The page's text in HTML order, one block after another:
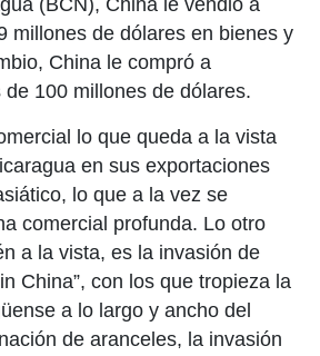
(BCN), China le vendió a
millones de dólares en bienes y
China le compró a
100 millones de dólares.
lo que queda a la vista
en sus exportaciones
lo que a la vez se
comercial profunda. Lo otro
a la vista, es la invasión de
China”, con los que tropieza la
a lo largo y ancho del
de aranceles, la invasión